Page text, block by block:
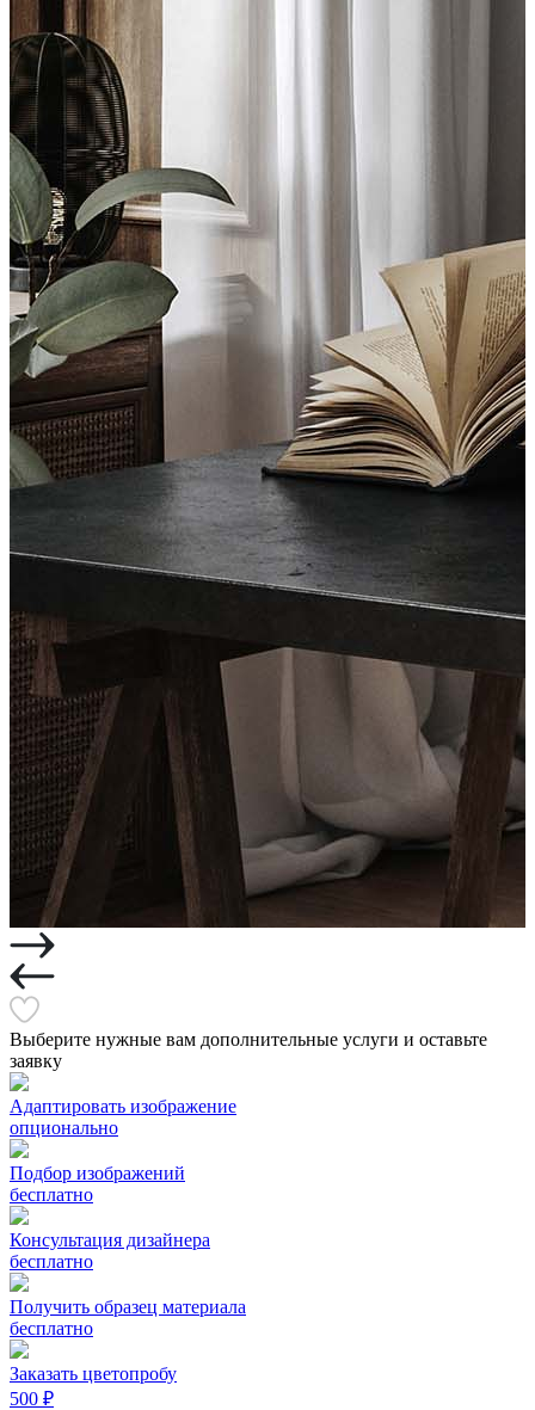
Выберите нужные вам дополнительные услуги и оставьте
заявку
Адаптировать изображение
опционально
Подбор изображений
бесплатно
Консультация дизайнера
бесплатно
Получить образец материала
бесплатно
Заказать цветопробу
500 ₽